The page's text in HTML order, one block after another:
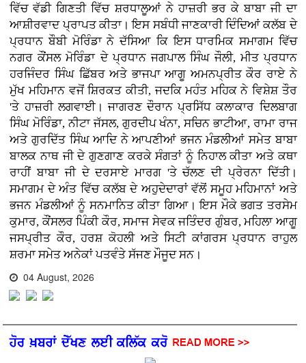
ਵਿੱਚ ਵੱਡੀ ਗਿਣਤੀ ਵਿੱਚ ਸ਼ਰਧਾਲੂਆਂ ਨੇ ਹਾਜ਼ਰੀ ਭਰ ਕੇ ਬਾਬਾ ਜੀ ਦਾ
ਆਸ਼ੀਰਵਾਦ ਪ੍ਰਾਪਤ ਕੀਤਾ। ਇਸ ਸਬੰਧੀ ਜਾਣਕਾਰੀ ਦਿੰਦਿਆਂ ਕਲੱਬ ਦੇ
ਪ੍ਰਧਾਨ ਬੌਬੀ ਮੋਰਿੰਡਾ ਨੇ ਦੱਸਿਆ ਕਿ ਇਸ ਧਾਰਮਿਕ ਸਮਾਗਮ ਵਿੱਚ
ਨਗਰ ਕੌਂਸਲ ਮੋਰਿੰਡਾ ਦੇ ਪ੍ਰਧਾਨ ਜਗਪਾਲ ਸਿੰਘ ਜੌਲੀ, ਮੀਤ ਪ੍ਰਧਾਨ
ਹਰਜਿੰਦਰ ਸਿੰਘ ਛਿੱਬਰ ਅਤੇ ਭਾਜਪਾ ਆਗੂ ਅਮਨਪ੍ਰੀਤ ਕੌਰ ਰਾਏ ਨੇ
ਮੁੱਖ ਮਹਿਮਾਨ ਵਜੋਂ ਸ਼ਿਰਕਤ ਕੀਤੀ, ਜਦਕਿ ਮਹੰਤ ਮਹਿਕ ਨੇ ਵਿਸ਼ੇਸ਼ ਤੌਰ
'ਤੇ ਹਾਜ਼ਰੀ ਲਗਵਾਈ। ਜਾਗਰਣ ਦੌਰਾਨ ਪ੍ਰਸਿੱਧ ਕਲਾਕਾਰ ਦਿਲਬਾਗ
ਸਿੰਘ ਮੋਰਿੰਡਾ, ਨੀਟਾ ਜੱਸਲ, ਗੁਰਦੀਪ ਖੰਨਾ, ਸਚਿਨ ਭਾਟੀਆ, ਰਾਮਾ ਰਾਜ
ਅਤੇ ਗੁਰਦਿੱਤ ਸਿੰਘ ਆਦਿ ਨੇ ਆਪਣੀਆਂ ਭਜਨ ਮੰਡਲੀਆਂ ਸਮੇਤ ਬਾਬਾ
ਬਾਲਕ ਨਾਥ ਜੀ ਦੇ ਗੁਣਗਾਣ ਕਰਕੇ ਸੰਗਤਾਂ ਨੂੰ ਨਿਹਾਲ ਕੀਤਾ ਅਤੇ ਕਥਾ
ਰਾਹੀਂ ਬਾਬਾ ਜੀ ਦੇ ਦਰਸਾਏ ਮਾਰਗ 'ਤੇ ਚੱਲਣ ਦੀ ਪ੍ਰੇਰਨਾ ਦਿੱਤੀ।
ਸਮਾਗਮ ਦੇ ਅੰਤ ਵਿੱਚ ਕਲੱਬ ਦੇ ਅਹੁਦੇਦਾਰਾਂ ਵੱਲੋਂ ਸਮੂਹ ਮਹਿਮਾਨਾਂ ਅਤੇ
ਭਜਨ ਮੰਡਲੀਆਂ ਨੂੰ ਸਨਮਾਨਿਤ ਕੀਤਾ ਗਿਆ। ਇਸ ਮੌਕੇ ਭਗਤ ਤਰਸੇਮ
ਕੁਮਾਰ, ਕੌਂਸਲਰ ਪਿੰਕੀ ਕੌਰ, ਸਮਾਜ ਸੇਵਕ ਜਤਿੰਦਰ ਗੁੰਬਰ, ਮਹਿਲਾ ਆਗੂ
ਜਸਪ੍ਰੀਤ ਕੌਰ, ਹਰਸ਼ ਕੋਹਲੀ ਅਤੇ ਸਿਟੀ ਕਾਂਗਰਸ ਪ੍ਰਧਾਨ ਰਾਹੁਲ
ਸ਼ਰਮਾ ਸਮੇਤ ਅਨੇਕਾਂ ਪਤਵੰਤੇ ਸੱਜਣ ਮੌਜੂਦ ਸਨ।
04 August, 2026